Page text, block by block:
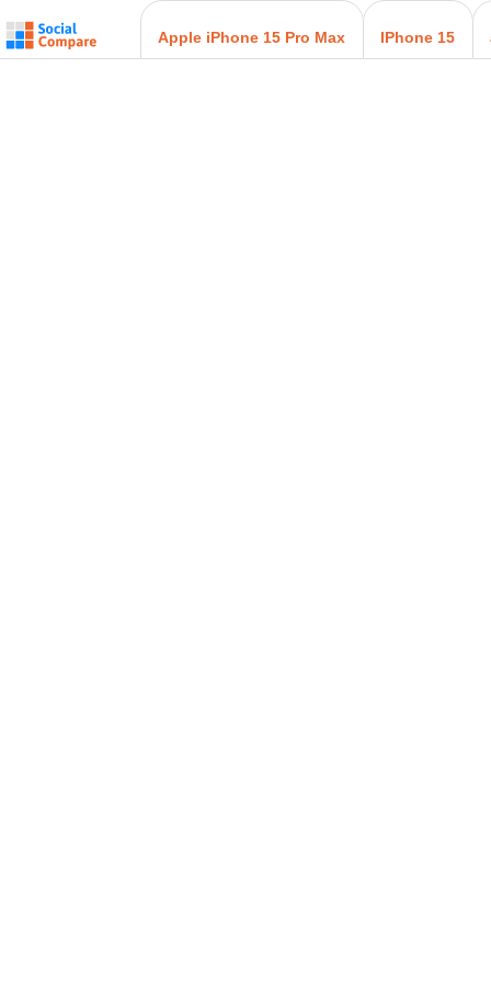
Apple iPhone 15 Pro Max IPhone 15